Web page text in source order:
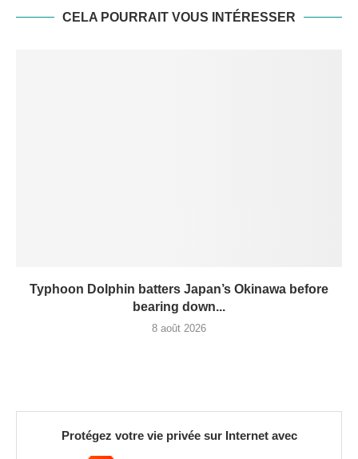
CELA POURRAIT VOUS INTÉRESSER
Typhoon Dolphin batters Japan’s Okinawa before
bearing down...
8 août 2026
Protégez votre vie privée sur Internet avec